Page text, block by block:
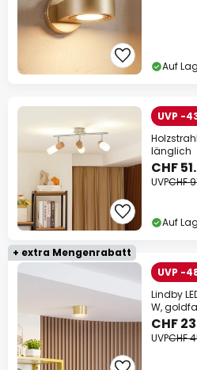
Auf
UVP -
länglich
CHF
UVPCHF
Auf
+ extra Mengenrabatt
UVP -
Lindby
W,
CHF
UVPCHF